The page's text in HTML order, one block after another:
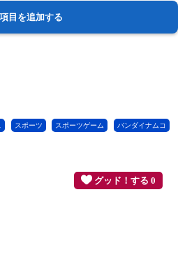
スポーツ スポーツゲーム バンダイナムコ
グッド！する 0